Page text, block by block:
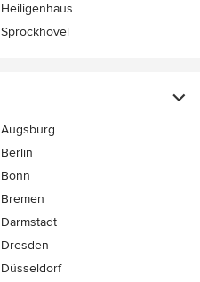
Heiligenhaus
Sprockhövel
Augsburg
Berlin
Bonn
Bremen
Darmstadt
Dresden
Düsseldorf